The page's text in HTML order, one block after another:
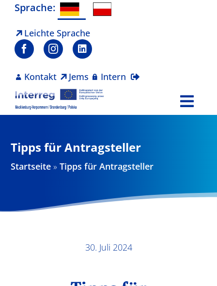
Zum
springen
Sprache:
Leichte Sprache
Kontakt Jems Intern
Projekte
Tipps für Antragsteller
Startseite »Tipps für Antragsteller
30. Juli 2024